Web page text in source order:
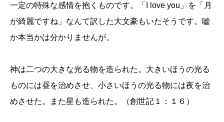
一定の特殊な感情を抱くものです。「I love you」を「月
が綺麗ですね」なんて訳した大文豪もいたそうです。嘘
か本当かは分かりませんが。
神は二つの大きな光る物を造られた。大きいほうの光る
ものには昼を治めさせ、小さいほうの光る物には夜を治
めさせた。また星も造られた。（創世記１：１６）